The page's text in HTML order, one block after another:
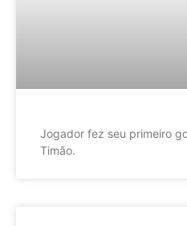
Jogador fez seu primeiro
Timão.